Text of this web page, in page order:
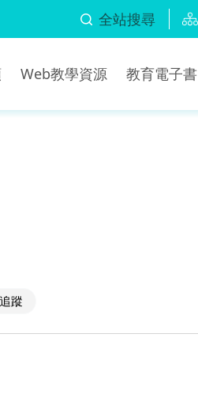
全站搜尋
Web教學資源 教育電子書
蹤